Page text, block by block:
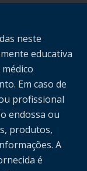
neste
educativa
Em caso de
profissional
endossa ou
produtos,
A
é